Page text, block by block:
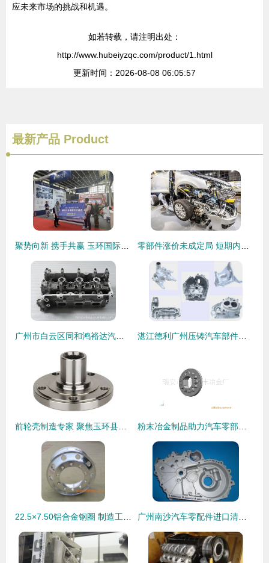
应未来市场的挑战和机遇。
如若转载，请注明出处：
http://www.hubeiyzqc.com/product/1.html
更新时间：2026-08-08 06:05:57
最新产品 Product